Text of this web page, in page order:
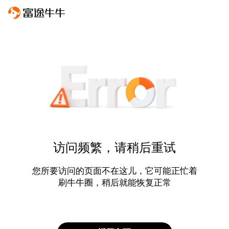
访问频繁，请稍后重试
您所要访问的页面不在这儿，它可能正忙着
刷牛牛圈，稍后就能恢复正常